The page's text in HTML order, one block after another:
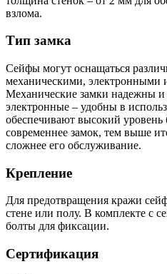
взлома.
Тип замка
Сейфы могут оснащаться
механическими, электронными
Механические замки надежны и
электронные – удобны в
обеспечивают высокий уровень
современнее замок, тем выше
сложнее его обслуживание.
Крепление
Для предотвращения кражи
стене или полу. В комплекте с
болты для фиксации.
Сертификация